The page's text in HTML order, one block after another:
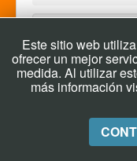
© 2026 Archivo
Este sitio web
ofrecer un mejor
medida. Al utilizar
más información